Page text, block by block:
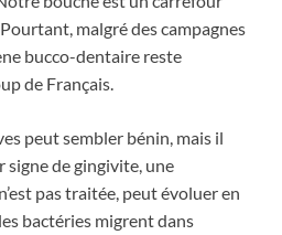
malgré des campagnes
bucco-dentaire reste
de Français.
peut sembler bénin, mais il
signe de gingivite, une
pas traitée, peut évoluer en
bactéries migrent dans